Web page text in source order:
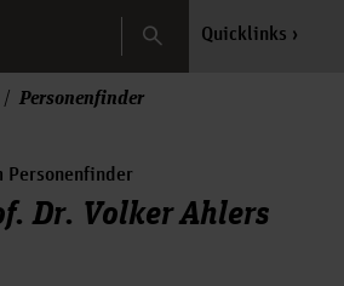
Search Quicklinks
Personenfinder
Personenfinder
Dr. Volker Ahlers